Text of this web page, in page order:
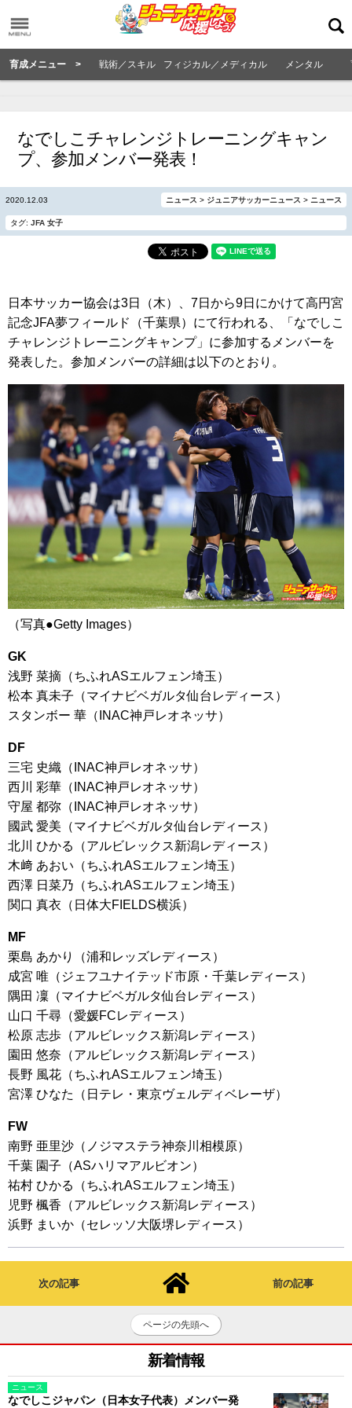
育成メニュー > 戦術／スキル フィジカル／メディカル メンタル
なでしこチャレンジトレーニングキャン
プ、参加メンバー発表！
2020.12.03 ニュース > ジュニアサッカーニュース > ニュース
タグ: JFA 女子
日本サッカー協会は3日（木）、7日から9日にかけて高円宮
記念JFA夢フィールド（千葉県）にて行われる、「なでしこ
チャレンジトレーニングキャンプ」に参加するメンバーを
発表した。参加メンバーの詳細は以下のとおり。
（写真●Getty Images）
GK
浅野 菜摘（ちふれASエルフェン埼玉）
松本 真未子（マイナビベガルタ仙台レディース）
スタンボー 華（INAC神戸レオネッサ）
DF
三宅 史織（INAC神戸レオネッサ）
西川 彩華（INAC神戸レオネッサ）
守屋 都弥（INAC神戸レオネッサ）
國武 愛美（マイナビベガルタ仙台レディース）
北川 ひかる（アルビレックス新潟レディース）
木﨑 あおい（ちふれASエルフェン埼玉）
西澤 日菜乃（ちふれASエルフェン埼玉）
関口 真衣（日体大FIELDS横浜）
MF
栗島 あかり（浦和レッズレディース）
成宮 唯（ジェフユナイテッド市原・千葉レディース）
隅田 凜（マイナビベガルタ仙台レディース）
山口 千尋（愛媛FCレディース）
松原 志歩（アルビレックス新潟レディース）
園田 悠奈（アルビレックス新潟レディース）
長野 風花（ちふれASエルフェン埼玉）
宮澤 ひなた（日テレ・東京ヴェルディベレーザ）
FW
南野 亜里沙（ノジマステラ神奈川相模原）
千葉 園子（ASハリマアルビオン）
祐村 ひかる（ちふれASエルフェン埼玉）
児野 楓香（アルビレックス新潟レディース）
浜野 まいか（セレッソ大阪堺レディース）
次の記事 前の記事
ページの先頭へ
新着情報
ニュース
なでしこジャパン（日本女子代表）メンバー発